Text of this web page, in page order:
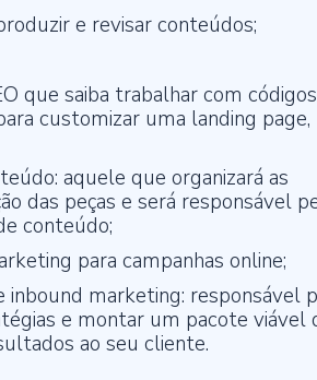
e revisar conteúdos;
que saiba trabalhar com códigos
customizar uma landing
aquele que organizará as
das peças e será responsável
conteúdo;
para campanhas online;
inbound marketing: responsável
e montar um pacote viável
ao seu cliente.